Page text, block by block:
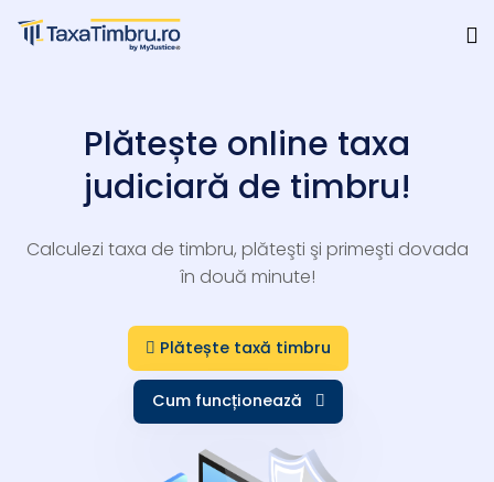
Plătește online taxa
judiciară de timbru!
Calculezi taxa de timbru, plăteşti şi primeşti dovada
în două minute!
Plătește taxă timbru
Cum funcționează